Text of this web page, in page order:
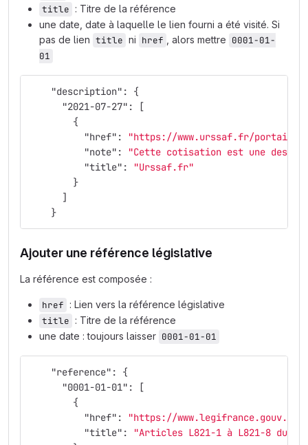
title : Titre de la référence
une date, date à laquelle le lien fourni a été visité. Si
pas de lien title ni href , alors mettre 0001-01-
01
"description" :
{
"2021-07-27" :
[
{
"href" :
"https://www.urssaf.fr/portail/
"note" :
"Cette cotisation est une des
"title" :
"Urssaf.fr"
}
]
}
Ajouter une référence législative
La référence est composée :
href : Lien vers la référence législative
title : Titre de la référence
une date : toujours laisser 0001-01-01
"reference" :
{
"0001-01-01" :
[
{
"href" :
"https://www.legifrance.gouv.fr/
"title" :
"Articles L821-1 à L821-8 du